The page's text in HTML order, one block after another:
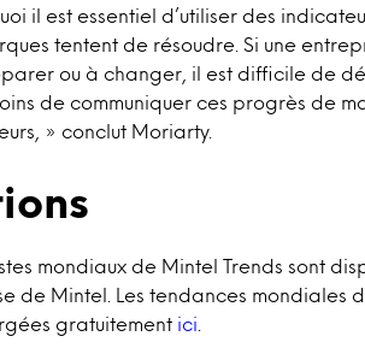
il est essentiel d’utiliser des
tentent de résoudre. Si une
ou à changer, il est difficile de
de communiquer ces progrès de
» conclut Moriarty.
mondiaux de Mintel Trends sont
de Mintel. Les tendances mondiales
gratuitement ici